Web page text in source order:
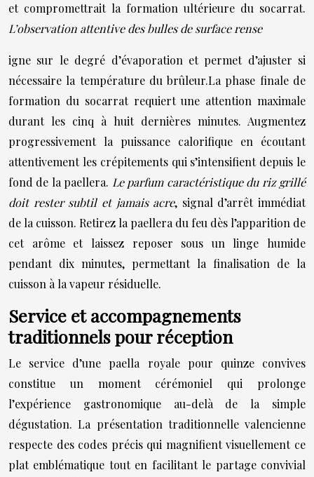
et compromettrait la formation ultérieure du socarrat.
L’observation attentive des bulles de surface rense
igne sur le degré d’évaporation et permet d’ajuster si
nécessaire la température du brûleur.La phase finale de
formation du socarrat requiert une attention maximale
durant les cinq à huit dernières minutes. Augmentez
progressivement la puissance calorifique en écoutant
attentivement les crépitements qui s’intensifient depuis le
fond de la paellera. Le parfum caractéristique du riz grillé
doit rester subtil et jamais acre, signal d’arrêt immédiat
de la cuisson. Retirez la paellera du feu dès l’apparition de
cet arôme et laissez reposer sous un linge humide
pendant dix minutes, permettant la finalisation de la
cuisson à la vapeur résiduelle.
Service et accompagnements
traditionnels pour réception
Le service d’une paella royale pour quinze convives
constitue un moment cérémoniel qui prolonge
l’expérience gastronomique au-delà de la simple
dégustation. La présentation traditionnelle valencienne
respecte des codes précis qui magnifient visuellement ce
plat emblématique tout en facilitant le partage convivial